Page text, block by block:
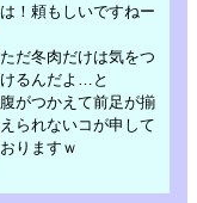
は！頼もしいですねー
ただ冬肉だけは気をつ
けるんだよ…と
腹がつかえて前足が揃
えられないコが申して
おりますｗ